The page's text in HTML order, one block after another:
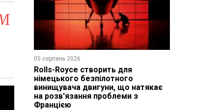
05 серпень 2026
Rolls-Royce створить для
німецького безпілотного
винищувача двигуни, що натякає
на розв'язання проблеми з
Францією